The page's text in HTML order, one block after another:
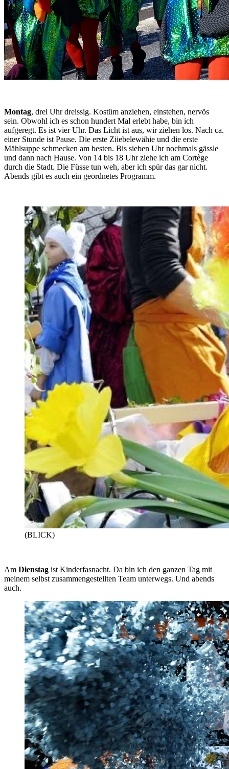
Montag, drei Uhr dreissig. Kostüm anziehen, einstehen, nervös
sein. Obwohl ich es schon hundert Mal erlebt habe, bin ich
aufgeregt. Es ist vier Uhr. Das Licht ist aus, wir ziehen los. Nach ca.
einer Stunde ist Pause. Die erste Ziiebelewähie und die erste
Mählsuppe schmecken am besten. Bis sieben Uhr nochmals gässle
und dann nach Hause. Von 14 bis 18 Uhr ziehe ich am Cortège
durch die Stadt. Die Füsse tun weh, aber ich spür das gar nicht.
Abends gibt es auch ein geordnetes Programm.
(BLICK)
Am Dienstag ist Kinderfasnacht. Da bin ich den ganzen Tag mit
meinem selbst zusammengestellten Team unterwegs. Und abends
auch.